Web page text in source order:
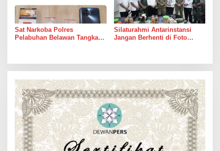
Sat Narkoba Polres
Pelabuhan Belawan Tangkap
Silaturahmi Antarinstansi
Jangan Berhenti di Foto